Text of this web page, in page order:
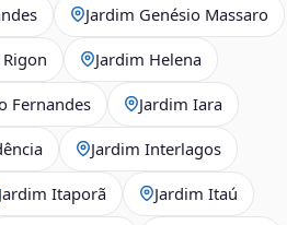
Jardim Genésio Massaro
Jardim Helena
Fernandes Jardim Iara
Jardim Interlagos
Jardim Itaporã Jardim Itaú